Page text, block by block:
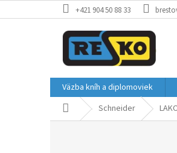
na
+421 904 50 88 33
Väzba kníh a diplomoviek
DomovSchneider